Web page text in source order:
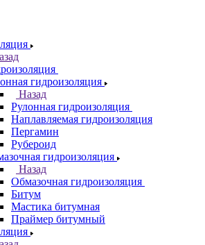
гидроизоляция
Назад
Рулонная гидроизоляция
Наплавляемая гидроизоляция
Пергамин
Рубероид
гидроизоляция
Назад
Обмазочная гидроизоляция
Битум
Мастика битумная
Праймер битумный